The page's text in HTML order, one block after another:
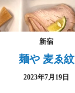
新宿
麺や 麦ゑ紋
2023年7月19日